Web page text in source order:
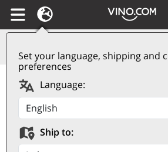
Set your language, shipping and
preferences
Language:
Ship to:
Venezia Giulia IGP
Ribolla Gialla 2025
Puiatti
PUIATTI